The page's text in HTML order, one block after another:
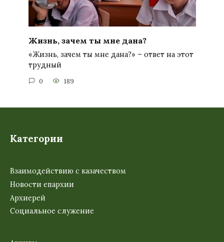
Жизнь, зачем ты мне дана?
«Жизнь, зачем ты мне дана?» – ответ на этот
трудный
0 189
Категории
Взаимодействию с казачеством
Новости епархии
Архиерей
Социальное служение